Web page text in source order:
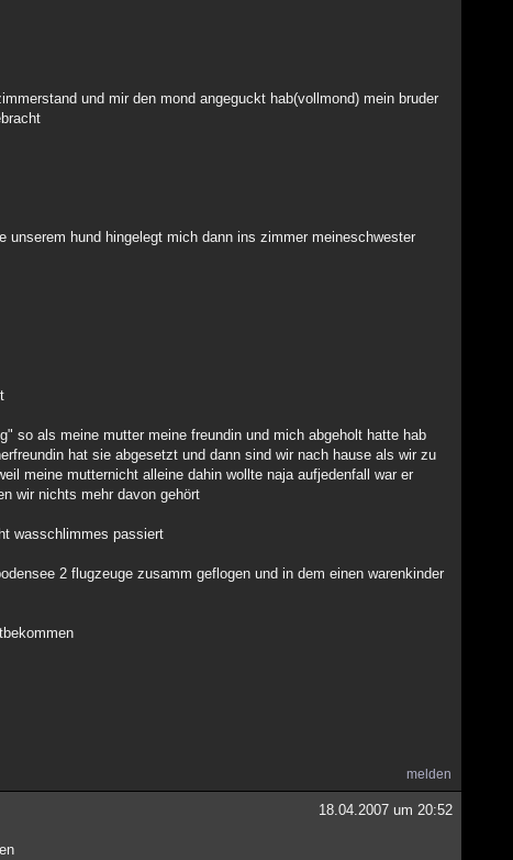
und mir den mond angeguckt hab(vollmond) mein bruder
hund hingelegt mich dann ins zimmer meineschwester
so als meine mutter meine freundin und mich abgeholt hatte hab
hat sie abgesetzt und dann sind wir nach hause als wir zu
meine mutternicht alleine dahin wollte naja aufjedenfall war er
wir nichts mehr davon gehört
wasschlimmes passiert
2 flugzeuge zusamm geflogen und in dem einen warenkinder
melden
18.04.2007 um 20:52